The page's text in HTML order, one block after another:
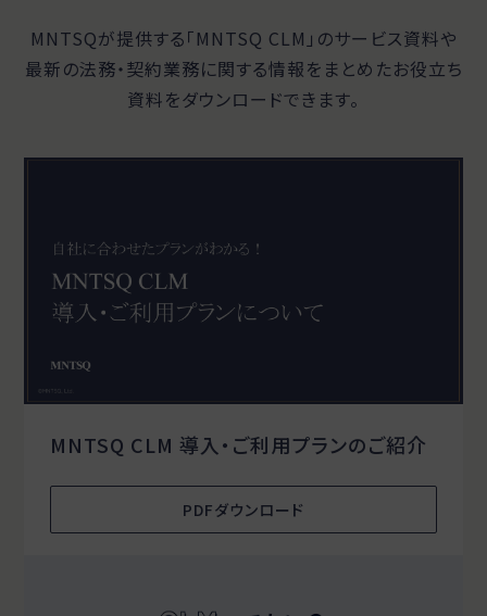
MNTSQが提供する「MNTSQ CLM」のサービス資料や
最新の法務・契約業務に関する情報をまとめたお役立ち
資料をダウンロードできます。
MNTSQ CLM 導入・ご利用プランのご紹介
PDFダウンロード